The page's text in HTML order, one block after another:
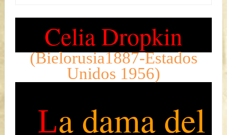
Celia Dropkin
(Bielorusia1887-Estados
Unidos 1956)
La dama del